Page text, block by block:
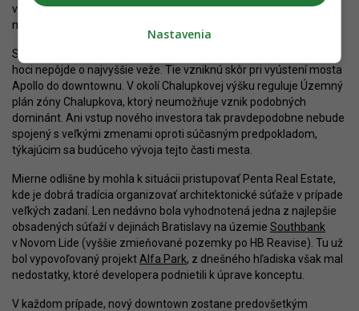
vyššiu strednú triedu, kým kancelárske priestory pre popredných
nájomníkov.
Súčasťou developmentu budú pravdepodobne aj výškové budovy,
hoci nepôjde o najvyššie veže. Tie vzniknú skôr pri vyústení mosta
Apollo do downtownu. V okolí Chalupkovej výšku reguluje Územný
plán zóny Chalupkova, ktorý neumožňuje vznik podobných
dominánt. Ani vstup nového investora tak pravdepodobne nebude
spojený s veľkými zmenami oproti súčasným predpokladom,
týkajúcim sa budúceho vývoja tejto časti mesta.
Mierne odlišne by mohla k situácii pristupovať Penta Real Estate,
kde je dobrá tradícia organizovať architektonické súťaže v prípade
veľkých zadaní. Len nedávno bola vyhodnotená jedna z najlepšie
obsadených súťaží v dejinách Bratislavy na územie Southbank
v Novom Lide (vyššie zmieňované pozemky po HB Reavise). Tu už
bol vypovoľovaný projekt Alfa Park, z dnešného hľadiska však mal
nedostatky, ktoré developera podnietili k úprave konceptu.
V každom prípade, nový downtown zostane predovšetkým
Nastavenia